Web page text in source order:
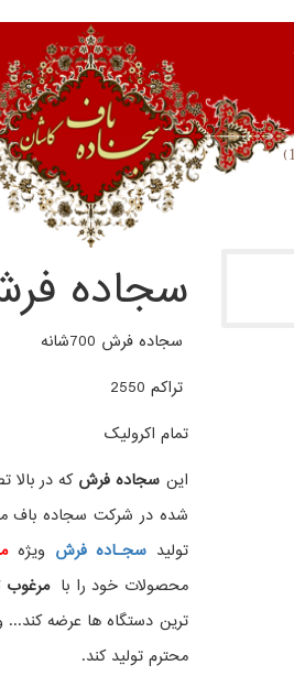
سجاده فرش 700شانه (کد
سجاده فرش 700شانه
تراکم 2550
تمام اکرولیک
این سجاده فرشکه در
شده در شرکت سجاده باف
تولید سجـاده فرش ویژه
محصولات خود را بامرغوب
ترین دستگاه ها عرضه کند...
محترم تولید کند.